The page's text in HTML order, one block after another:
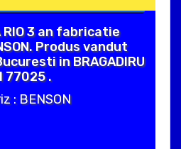
3 an fabricatie
Produs vandut
in BRAGADIRU
77025 .
: BENSON